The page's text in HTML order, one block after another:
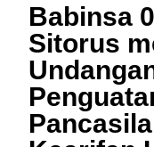
Babinsa
Sitorus